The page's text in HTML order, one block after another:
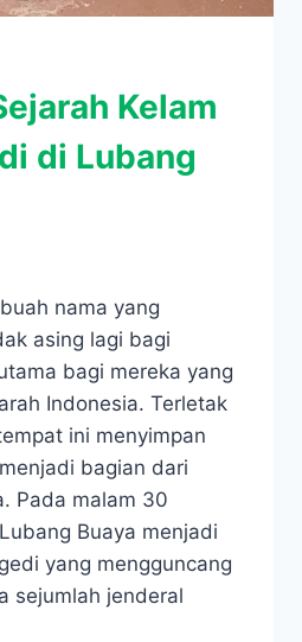
Kelam
di Lubang
nama yang
asing lagi bagi
bagi mereka yang
Indonesia. Terletak
ini menyimpan
bagian dari
Pada malam 30
Buaya menjadi
yang mengguncang
sejumlah jenderal